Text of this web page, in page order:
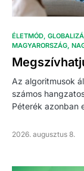
ÉLETMÓD
MAGYARORSZÁG
Az algoritmusok
számos
Péterék azonban
2026. augusztus 8.